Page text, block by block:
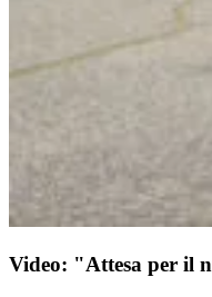
Video: "Attesa per il